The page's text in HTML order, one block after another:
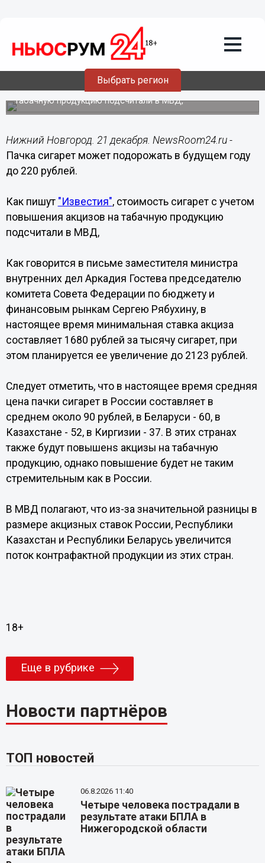
Выбрать регион
21.12.201608:46
Пачка сигарет может подорожать в
будущем году до 220 рублей
Стоимость сигарет с учетом повышения акцизов на
табачную продукцию подсчитали в МВД,
Нижний Новгород. 21 декабря. NewsRoom24.ru -
Пачка сигарет может подорожать в будущем году
до 220 рублей.
Как пишут "Известия", стоимость сигарет с учетом
повышения акцизов на табачную продукцию
подсчитали в МВД,
Как говорится в письме заместителя министра
внутренних дел Аркадия Гостева председателю
комитета Совета Федерации по бюджету и
финансовым рынкам Сергею Рябухину, в
настоящее время минимальная ставка акциза
составляет 1680 рублей за тысячу сигарет, при
этом планируется ее увеличение до 2123 рублей.
Следует отметить, что в настоящее время средняя
цена пачки сигарет в России составляет в
среднем около 90 рублей, в Беларуси - 60, в
Казахстане - 52, в Киргизии - 37. В этих странах
также будут повышенs акцизы на табачную
продукцию, однако повышение будет не таким
стремительным как в России.
В МВД полагают, что из-за значительной разницы в
размере акцизных ставок России, Республики
Казахстан и Республики Беларусь увеличится
поток контрафактной продукции из этих стран.
18+
Еще в рубрике
Новости партнёров
ТОП новостей
06.8.2026 11:40
Четыре человека пострадали в
результате атаки БПЛА в
Нижегородской области